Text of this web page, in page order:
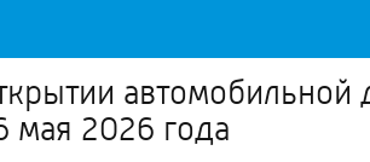
автомобильной
мая 2026 года